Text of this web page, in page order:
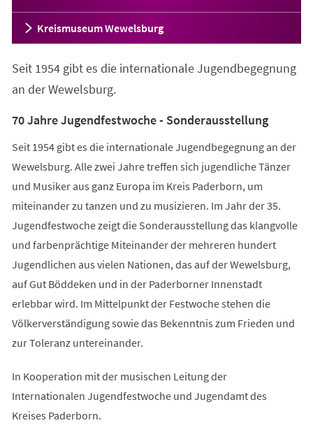
Kreismuseum Wewelsburg
Seit 1954 gibt es die internationale Jugendbegegnung
an der Wewelsburg.
70 Jahre Jugendfestwoche - Sonderausstellung
Seit 1954 gibt es die internationale Jugendbegegnung an der
Wewelsburg. Alle zwei Jahre treffen sich jugendliche Tänzer
und Musiker aus ganz Europa im Kreis Paderborn, um
miteinander zu tanzen und zu musizieren. Im Jahr der 35.
Jugendfestwoche zeigt die Sonderausstellung das klangvolle
und farbenprächtige Miteinander der mehreren hundert
Jugendlichen aus vielen Nationen, das auf der Wewelsburg,
auf Gut Böddeken und in der Paderborner Innenstadt
erlebbar wird. Im Mittelpunkt der Festwoche stehen die
Völkerverständigung sowie das Bekenntnis zum Frieden und
zur Toleranz untereinander.
In Kooperation mit der musischen Leitung der
Internationalen Jugendfestwoche und Jugendamt des
Kreises Paderborn.